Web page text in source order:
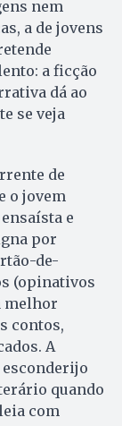
nem
a de jovens
a ficção
dá ao
se veja
de
o jovem
e
por
de-
(opinativos
melhor
contos,
A
esconderijo
quando
com